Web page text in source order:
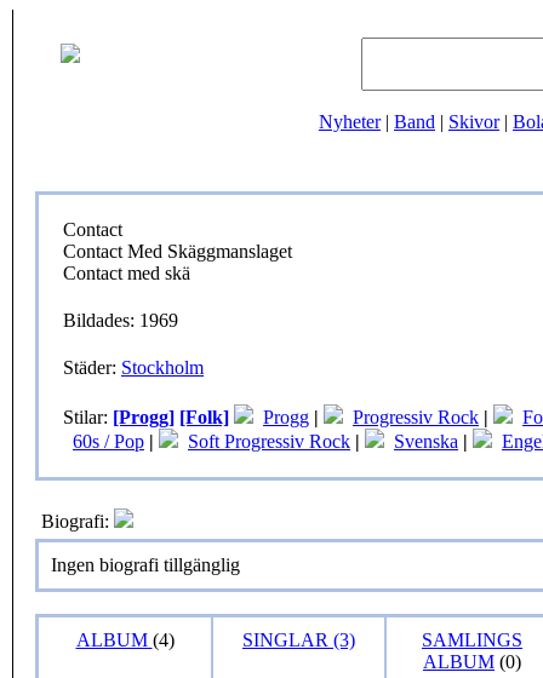
Nyheter| Band | Skivor|
Contact
Contact Med Skäggmanslaget
Contact med skä
Bildades: 1969
Städer: Stockholm
Stilar: [Progg] [Folk] Progg | Progressiv Rock |
60s / Pop | Soft Progressiv Rock | Svenska |
Biografi:
Ingen biografi tillgänglig
ALBUM (4) SINGLAR (3)
SAMLINGS
ALBUM (0)